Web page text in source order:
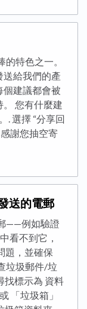
特色之一。
送給我們的產
個建議都會被
您有什麼建
. 選擇 “分享回
謝您抽空寄
送的電郵
——例如驗證
看不到它，
題，並確保
垃圾郵件/垃
找標示為 資料
「垃圾箱」